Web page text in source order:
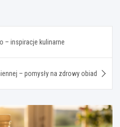
– inspiracje kulinarne
– pomysły na zdrowy obiad